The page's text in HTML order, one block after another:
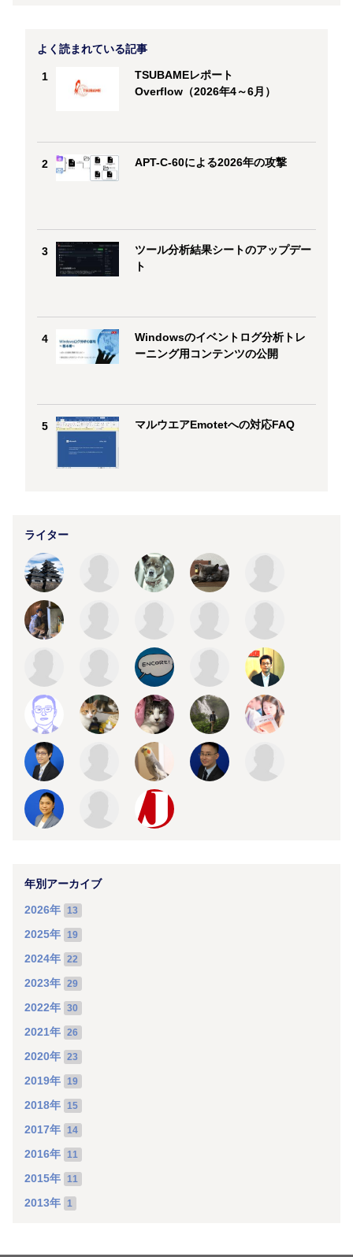
よく読まれている記事
1
TSUBAMEレポート
Overflow（2026年4～6月）
2 APT-C-60による2026年の攻撃
3
ツール分析結果シートのアップデー
ト
4
Windowsのイベントログ分析トレ
ーニング用コンテンツの公開
5 マルウエアEmotetへの対応FAQ
ライター
年別アーカイブ
2026年 13
2025年 19
2024年 22
2023年 29
2022年 30
2021年 26
2020年 23
2019年 19
2018年 15
2017年 14
2016年 11
2015年 11
2013年 1